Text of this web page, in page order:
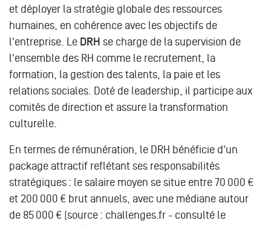
et déployer la stratégie globale des ressources
humaines, en cohérence avec les objectifs de
l'entreprise. Le DRH se charge de la supervision de
l'ensemble des RH comme le recrutement, la
formation, la gestion des talents, la paie et les
relations sociales. Doté de leadership, il participe aux
comités de direction et assure la transformation
culturelle.
En termes de rémunération, le DRH bénéficie d'un
package attractif reflétant ses responsabilités
stratégiques : le salaire moyen se situe entre 70 000 €
et 200 000 € brut annuels, avec une médiane autour
de 85 000 € (source : challenges.fr - consulté le